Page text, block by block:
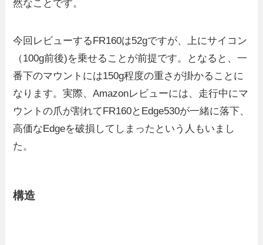
然なことです。
今回レビューするFR160は52gですが、上にサイコン
（100g前後)を乗せることが前提です。となると、一
番下のマウントには150g程度の重さが掛かることに
なります。実際、Amazonレビューには、走行中にマ
ウントの爪が割れてFR160とEdge530が一緒に落下、
高価なEdgeを破損してしまったという人もいまし
た。
構造